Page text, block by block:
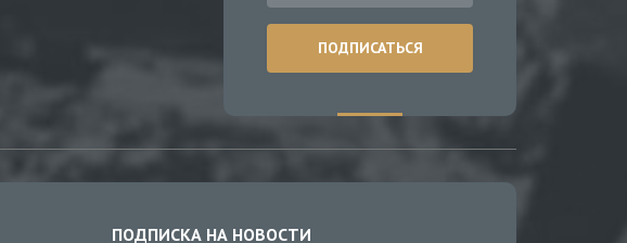
ПОДПИСКА НА НОВОСТИ